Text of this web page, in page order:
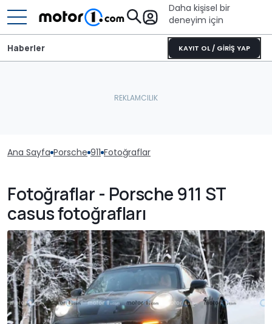
Daha kişisel bir
deneyim için
KAYIT OL / GİRİŞ YAP
Haberler
Ana Sayfa Porsche 911 Fotoğraflar
Fotoğraflar - Porsche 911 ST
casus fotoğrafları